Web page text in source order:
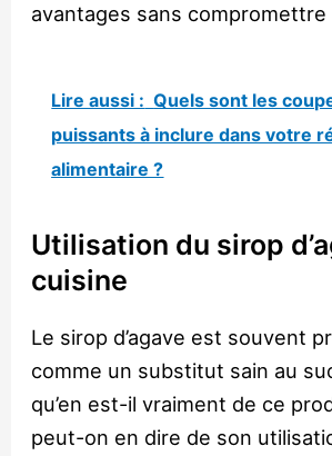
avantages sans compromettre
Lire aussi : Quels sont les
puissants à inclure dans votre
alimentaire ?
Utilisation du sirop
cuisine
Le sirop d’agave est souvent
comme un substitut sain au
qu’en est-il vraiment de ce
peut-on en dire de son